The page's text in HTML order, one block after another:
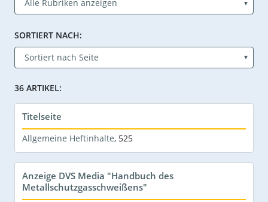
SORTIERT NACH:
36 ARTIKEL:
Titelseite
Allgemeine Heftinhalte, 525
Anzeige DVS Media "Handbuch des
Metallschutzgasschweißens"